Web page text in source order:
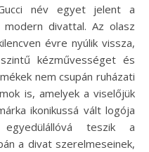
modern divattal. Az olasz
évre nyúlik vissza,
kézművességet és
nem csupán ruházati
is, amelyek a viselőjük
ikonikussá vált logója
teszik a
a divat szerelmeseinek,